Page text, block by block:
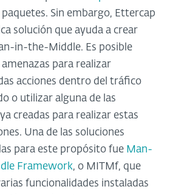
Sin embargo, Ettercap
solución que ayuda a crear
in-the-Middle. Es posible
para realizar
acciones dentro del tráfico
o utilizar alguna de las
creadas para realizar estas
Una de las soluciones
para este propósito fue Man-
Framework, o MITMf, que
funcionalidades instaladas